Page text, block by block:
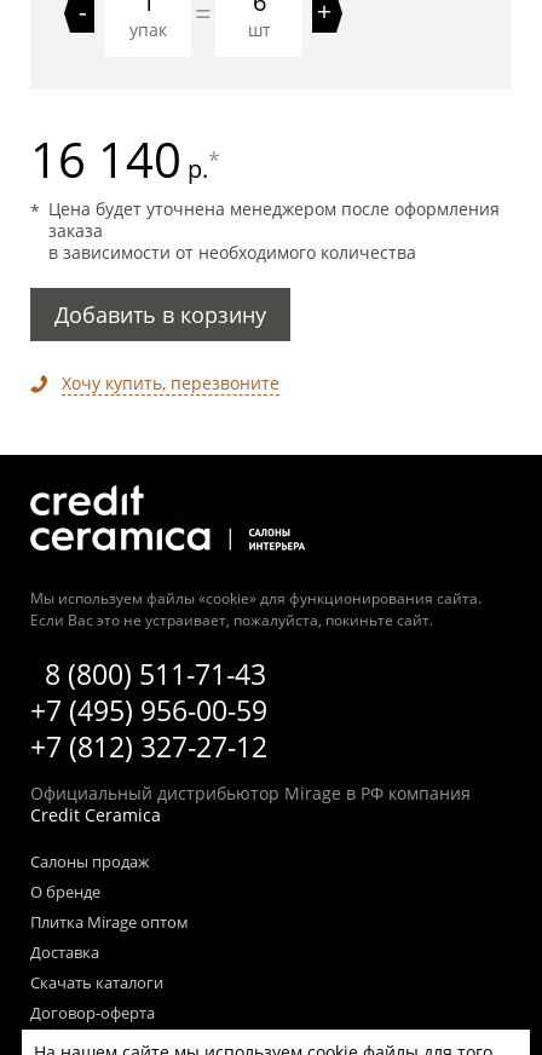
-
упак = шт
+
16 140 р.*
Цена будет уточнена менеджером после оформления
заказа
в зависимости от необходимого количества
Добавить в корзину
Хочу купить, перезвоните
Мы используем файлы «cookie» для функционирования сайта.
Если Вас это не устраивает, пожалуйста, покиньте сайт.
8 (800) 511-71-43
+7 (495) 956-00-59
+7 (812) 327-27-12
Официальный дистрибьютор Mirage в РФ компания
Credit Ceramica
Салоны продаж
О бренде
Плитка Mirage оптом
Доставка
Скачать каталоги
Договор-оферта
Пользовательское соглашение